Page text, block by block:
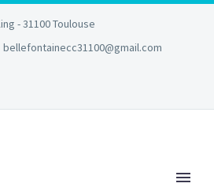
- 31100 Toulouse
bellefontainecc31100@gmail.com